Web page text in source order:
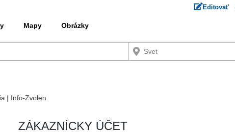
Editovať
Mapy Obrázky
| Info-Zvolen
ZÁKAZNÍCKY ÚČET